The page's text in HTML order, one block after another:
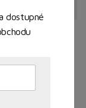
dostupné